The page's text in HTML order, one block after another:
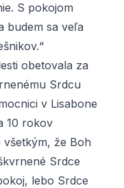
S pokojom
budem sa veľa
obetovala za
Srdcu
v Lisabone
10 rokov
všetkým, že Boh
Srdce
lebo Srdce